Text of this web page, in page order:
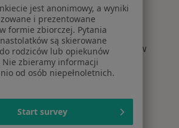
online (pierwsza
in English (first visit) w
Usługi w Warszawie
jest anonimowy, a wyniki
i prezentowane
formie zbiorczej. Pytania
są skierowane
rodziców lub opiekunów
Nie zbieramy informacji
od osób niepełnoletnich.
Start survey